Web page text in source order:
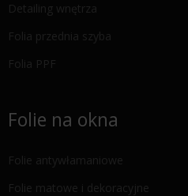
Detailing wnętrza
Folia przednia szyba
Folia PPF
Folie na okna
Folie antywłamaniowe
Folie matowe i dekoracyjne